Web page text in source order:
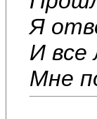
Я
И все
Мне